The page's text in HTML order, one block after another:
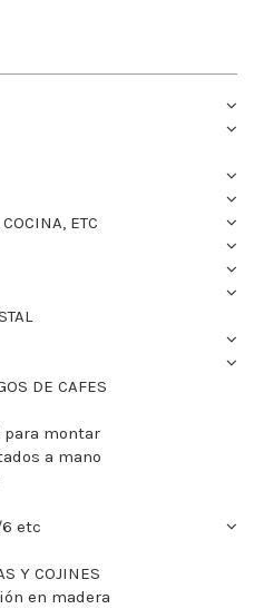
ETC
DE CAFES
montar
a mano
6 etc
Y COJINES
en madera